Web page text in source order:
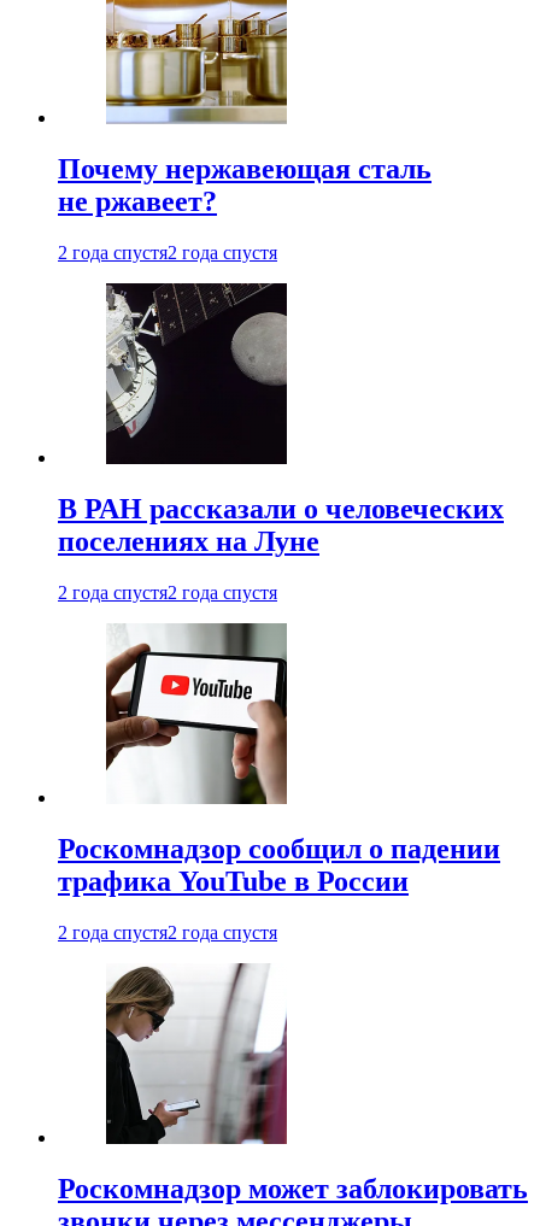
Почему нержавеющая сталь
не ржавеет?
2 года спустя2 года спустя
В РАН рассказали о человеческих
поселениях на Луне
2 года спустя2 года спустя
Роскомнадзор сообщил о падении
трафика YouTube в России
2 года спустя2 года спустя
Роскомнадзор может заблокировать